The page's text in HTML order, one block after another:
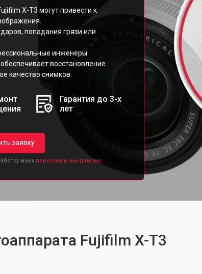
X-T3 могут привести к
попадания грязи или
инженеры
восстановление
качество снимков.
Гарантия до 3-х
лет
заявку
моих персональных данных.
Fujifilm X-T3